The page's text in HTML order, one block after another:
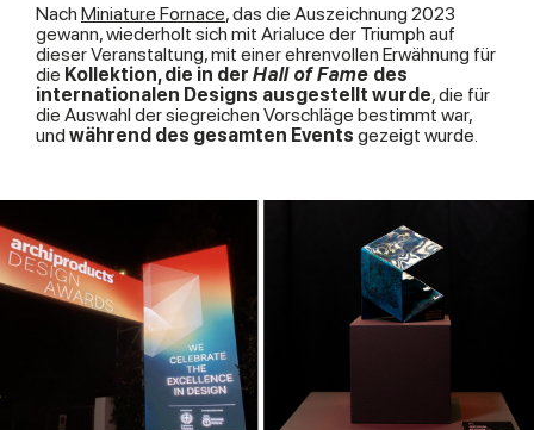
Nach Miniature Fornace, das die Auszeichnung 2023
gewann, wiederholt sich mit Arialuce der Triumph auf
dieser Veranstaltung, mit einer ehrenvollen Erwähnung für
die Kollektion, die in der Hall of Fame des
internationalen Designs ausgestellt wurde, die für
die Auswahl der siegreichen Vorschläge bestimmt war,
und während des gesamten Events gezeigt wurde.